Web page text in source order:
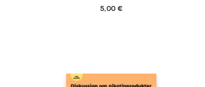
5,00 €